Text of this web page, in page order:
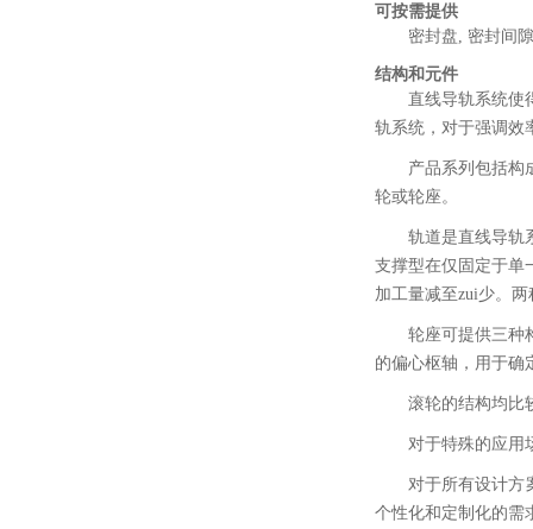
可按需提供
密封盘, 密封间
结构和元件
直线导轨系统使
轨系统，对于强调效
产品系列包括构
轮或轮座。
轨道是直线导轨
支撑型在仅固定于单
加工量减至zui少。
轮座可提供三种
的偏心枢轴，用于确
滚轮的结构均比
对于特殊的应用
对于所有设计方
个性化和定制化的需